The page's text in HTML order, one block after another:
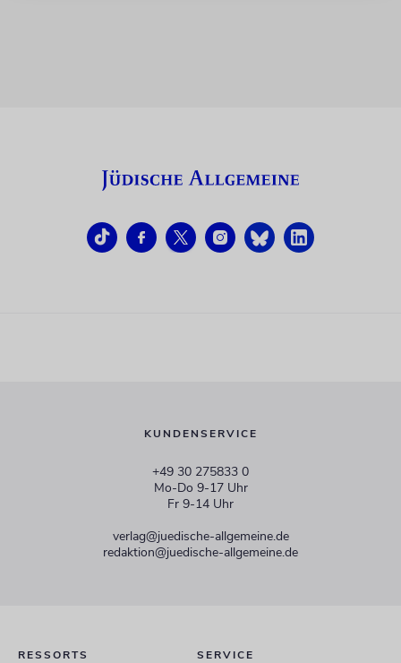
KUNDENSERVICE
+49 30 275833 0
Mo-Do 9-17 Uhr
Fr 9-14 Uhr
verlag@juedische-allgemeine.de
redaktion@juedische-allgemeine.de
RESSORTS SERVICE